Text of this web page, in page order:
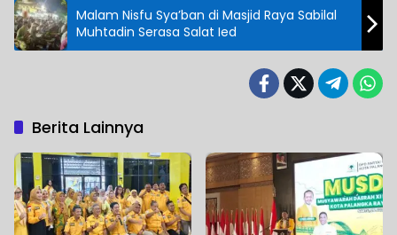
Malam Nisfu Sya’ban di Masjid Raya Sabilal
Muhtadin Serasa Salat Ied
Berita Lainnya